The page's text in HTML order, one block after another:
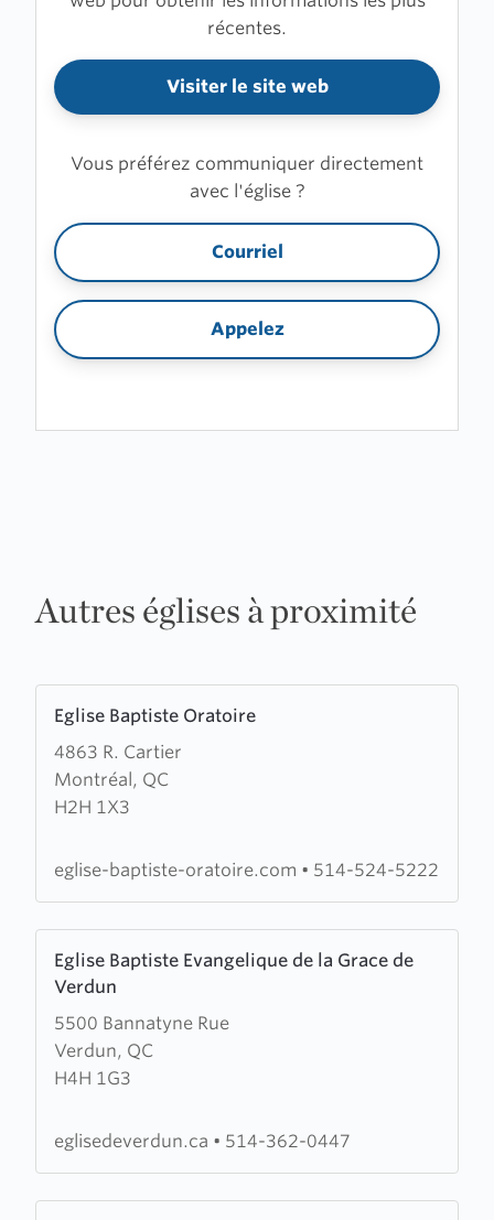
récentes.
Visiter le site web
Vous préférez communiquer directement
avec l'église ?
Courriel
Appelez
Autres églises à proximité
Eglise Baptiste Oratoire
4863 R. Cartier
Montréal, QC
H2H 1X3
more
about
Eglise
Baptiste
eglise-baptiste-oratoire.com • 514-524-5222
Eglise Baptiste Evangelique de la Grace de
Verdun
5500 Bannatyne Rue
Verdun, QC
H4H 1G3
more
about
Eglise
Baptiste
Evangelique
eglisedeverdun.ca • 514-362-0447